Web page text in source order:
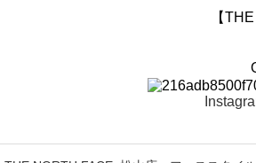
【